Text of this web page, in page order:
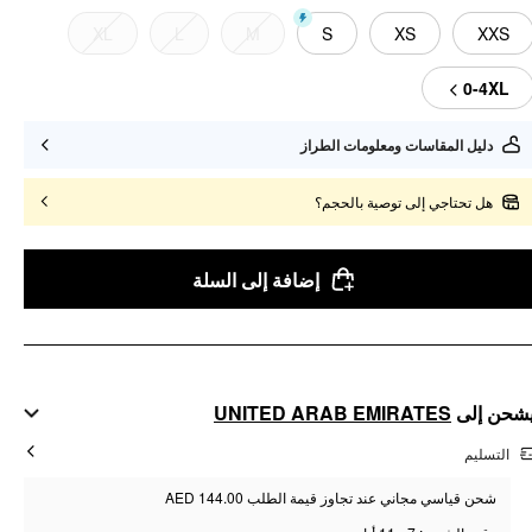
XXS
XS
S
0-4XL
دليل المقاسات ومعلومات الطراز
هل تحتاجي إلى توصية بالحجم؟
إضافة إلى السلة
إلى UNITED ARAB EMIRATES
التسليم
شحن قياسي مجاني عند تجاوز قيمة الطلب AED 144.00